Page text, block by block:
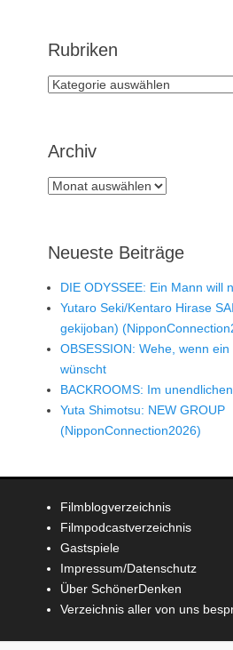
Rubriken
Rubriken
Archiv
Archiv
Neueste Beiträge
DIE ODYSSEE: Ein Mann will
Yutaro Seki/Kentaro Hirase
gekijoban)
OBSESSION: Wehe, wenn
wünscht
BACKROOMS: Im
Yuta Shimotsu: NEW GROUP
(NipponConnection2026)
Filmblogverzeichnis
Filmpodcastverzeichnis
Gastspiele
Impressum/Datenschutz
Über SchönerDenken
Verzeichnis aller von uns